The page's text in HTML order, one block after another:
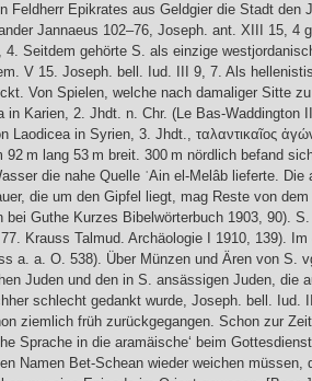
Feldherr Epikrates aus Geldgier die Stadt
Jannaeus 102–76, Joseph. ant. XIII 15, 4
Seitdem gehörte S. als einzige
V 15. Joseph. bell. Iud. III 9, 7. Als
Von Spielen, welche nach damaliger Sitte
Karien, 2. Jhdt. n. Chr. (Le Bas-Waddington
in Syrien, 3. Jhdt., ταλαντικαῖος
m lang 53 m breit. 300 m nördlich befand
die nahe Quelle ʿAin el-Melâb lieferte.
die um den Gipfel liegt, mag Reste von
Guthe Kurzes Bibelwörterbuch 1903, 90).
Krauss Talmud. Archäologie I 1910, 139).
a. a. O. 538). Über Münzen und Ären von S.
Juden und den in S. ansässigen Juden, die
schlecht gedankt wurde, Joseph. bell.
ziemlich früh zurückgegangen. Schon zur
Sprache in die aramäische‘ beim
Namen Bet-Schean wieder weichen müssen,